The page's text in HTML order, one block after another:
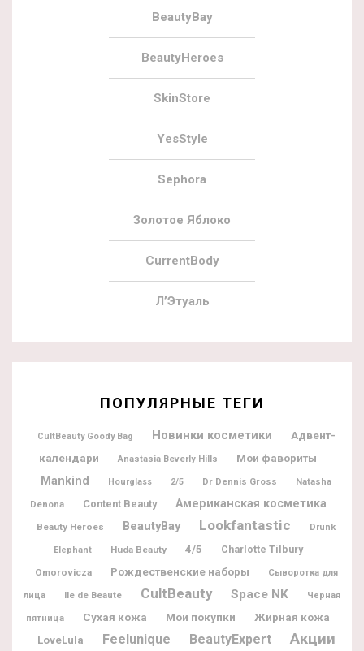
BeautyBay
BeautyHeroes
SkinStore
YesStyle
Sephora
Золотое Яблоко
CurrentBody
Л’Этуаль
ПОПУЛЯРНЫЕ ТЕГИ
CultBeauty Goody Bag Новинки косметики
Адвент-
календари
Anastasia Beverly Hills Мои фавориты
Mankind Hourglass 2/5 Dr Dennis Gross
Natasha
Denona
Content Beauty Американская косметика
Beauty Heroes BeautyBay Lookfantastic Drunk
Elephant Huda Beauty 4/5 Charlotte Tilbury
Omorovicza Рождественские наборы Сыворотка для
лица Ile de Beaute CultBeauty Space NK Черная
пятница Сухая кожа Мои покупки Жирная кожа
LoveLula Feelunique BeautyExpert
Акции